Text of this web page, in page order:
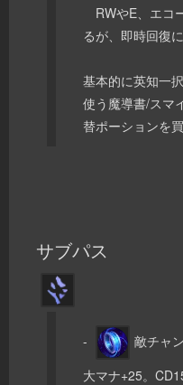
RWやE、エコ
るが、即時回復
基本的に英知一
使う魔導書/スマ
替ポーションを
サブパス
-
敵チャ
大マナ+25。